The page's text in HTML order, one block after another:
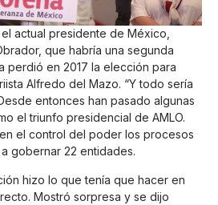
actual presidente de México,
que habría una segunda
perdió en 2017 la elección para
Alfredo del Mazo. “Y todo sería
entonces han pasado algunas
el triunfo presidencial de AMLO.
el control del poder los procesos
gobernar 22 entidades.
hizo lo que tenía que hacer en
Mostró sorpresa y se dijo